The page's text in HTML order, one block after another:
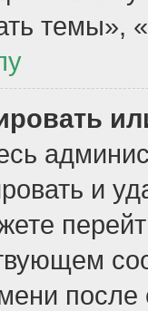
темы»,
и